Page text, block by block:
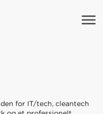
for IT/tech, cleantech